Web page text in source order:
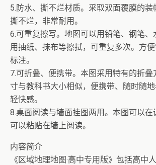
5.防水、撕不烂材质。采取双面覆膜的装
撕不烂，非常耐用。
6.可重复擦写。地图可以用铅笔、钢笔、
用抽纸、抹布等擦拭，可重复多次。方
标注。
7.可折叠、便携带。本图采用特有的折叠
寸与教科书大小相似，便携带、随时随
轻快感。
8.桌面阅读与墙面挂图两用。本图可以在
可以粘贴在墙上阅读。
内容简介
《区域地理地图·高中专用版》包括高中